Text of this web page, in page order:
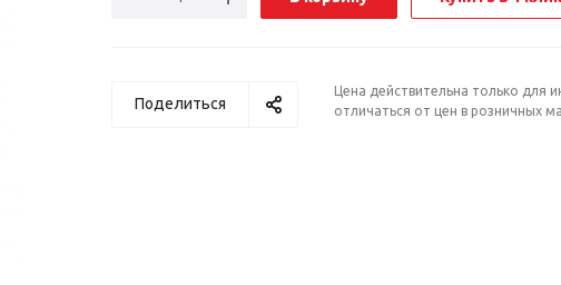
Поделиться
Цена действительна только для
отличаться от цен в розничных